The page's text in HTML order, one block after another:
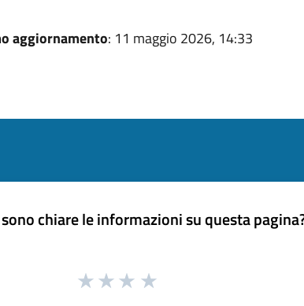
aggiornamento: 11 maggio 2026, 14:33
chiare le informazioni su questa